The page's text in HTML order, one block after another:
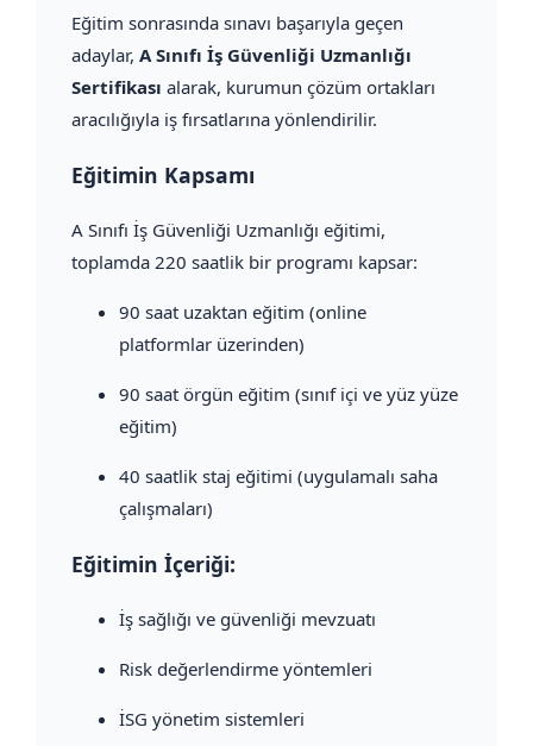
Eğitim sonrasında sınavı başarıyla geçen
adaylar, A Sınıfı İş Güvenliği Uzmanlığı
Sertifikası alarak, kurumun çözüm ortakları
aracılığıyla iş fırsatlarına yönlendirilir.
Eğitimin Kapsamı
A Sınıfı İş Güvenliği Uzmanlığı eğitimi,
toplamda 220 saatlik bir programı kapsar:
90 saat uzaktan eğitim (online
platformlar üzerinden)
90 saat örgün eğitim (sınıf içi ve yüz yüze
eğitim)
40 saatlik staj eğitimi (uygulamalı saha
çalışmaları)
Eğitimin İçeriği:
İş sağlığı ve güvenliği mevzuatı
Risk değerlendirme yöntemleri
İSG yönetim sistemleri